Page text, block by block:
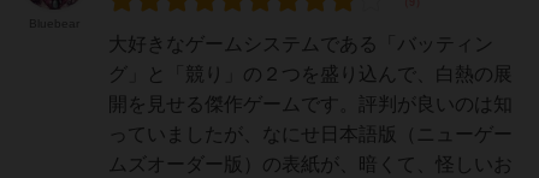
大好きなゲームシステムである「バッティン
グ」と「競り」の２つを盛り込んで、白熱の展
開を見せる傑作ゲームです。評判が良いのは知
っていましたが、なにせ日本語版（ニューゲー
ムズオーダー版）の表紙が、暗くて、怪しいお